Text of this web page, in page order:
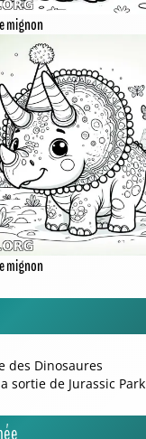
mignon
mignon
des Dinosaures
sortie de Jurassic Park